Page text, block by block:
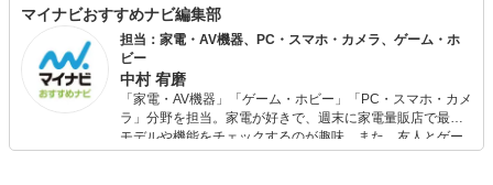
弱。 個人で年間2億円を売り上げ、数々の法人内コンテス
ト等で表彰された経験を持っています。 家電アドバイザー
の資格を有し、家電と名の付く物全てに精通しています。
家電で分からないことはありません。 現在は家電ライター
の業務も通して「全ての人が平等に良い家電に巡り会える
機会の提供」に尽力しています。
マイナビおすすめナビ編集部
担当：家電・AV機器、PC・スマホ・カメラ、ゲーム・ホ
ビー
中村 宥磨
「家電・AV機器」「ゲーム・ホビー」「PC・スマホ・カメ
ラ」分野を担当。家電が好きで、週末に家電量販店で最新
モデルや機能をチェックするのが趣味。また、友人とゲー
ムを楽しみながら、新作タイトルやイベント情報もいち早